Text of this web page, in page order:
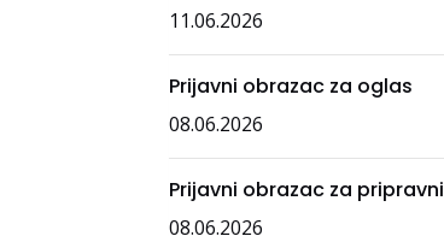
11.06.2026
Prijavni obrazac za oglas
08.06.2026
Prijavni obrazac za
08.06.2026